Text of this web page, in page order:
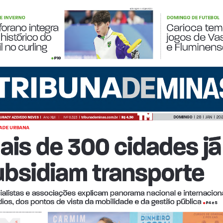
Account Password Reset Conteúdo restrito
© 2026 Tribuna Impressa• Built withGeneratePress
AZEVEDO NEVES | Ano XLIII
   |      Nº 9.323  |
tribunademinas.com.br
  |
R$ 4,50 DOMINGO |  28  |  JAN  |
integra
do
no curling
INVERNO
• P10
Carioca tem
jogos de
e
DOMINGO DE FUTEBOL
WILLIAM-LUCAS/COI
de 300 cidades já
transporte
e associações explicam panorama nacional e
dos pontos de vista da mobilidade e da gestão pública • P4 e 5
URBANA
A